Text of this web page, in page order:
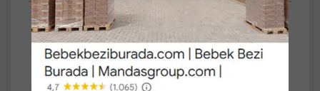
SET 6'lı
Johnsons Baby Bebek Şampuanı Klasik
750ML+200 Hediye (6 Lı Set)